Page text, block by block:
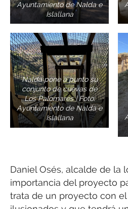
Ayuntamiento de Nalda e
Islallana
Nalda pone a punto su
conjunto de cuevas de
Los Palomares | Foto:
Ayuntamiento de Nalda e
Islallana
Daniel Osés, alcalde de la
importancia del proyecto
trata de un proyecto con